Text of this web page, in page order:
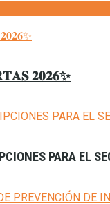
𝟐𝟎𝟐𝟔✨
PARA EL